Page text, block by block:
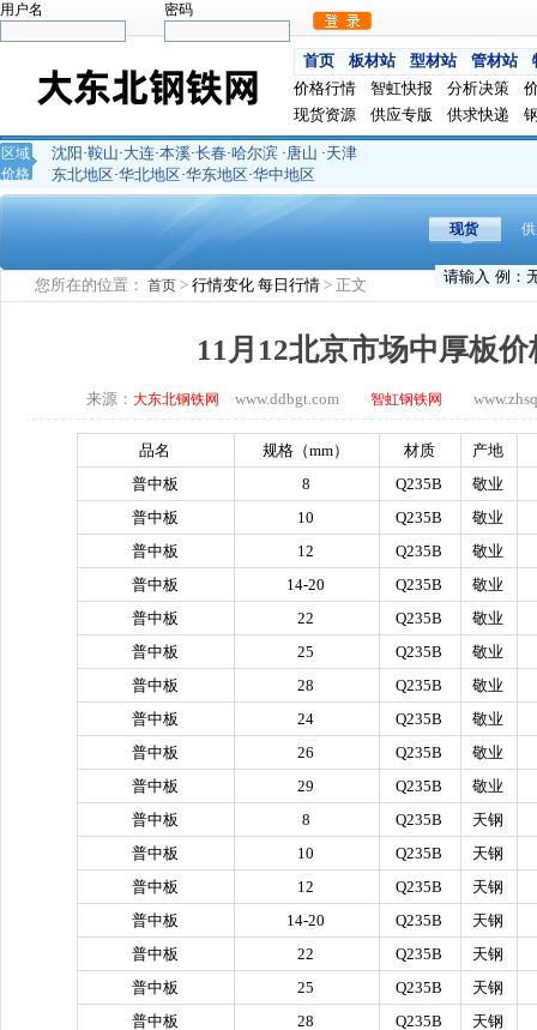
用户名 密码
首页 板材站 型材站 管材站
价格行情
智虹快报 分析决策
现货资源
供应专版 供求快递
区域
价格
沈阳 ·鞍山·大连·本溪·长春·哈尔滨 ·唐山 ·天津
东北地区·华北地区·华东地区·华中地区
现货
您所在的位置： 首页 > 行情变化 每日行情 > 正文
11月12北京市场中厚板
来源： 大东北钢铁网 www.ddbgt.com 智虹钢铁网
品名 规格（mm） 材质
产地
普中板
8 Q235B
敬业
普中板
10 Q235B
敬业
普中板
12 Q235B
敬业
普中板
14-20 Q235B
敬业
普中板
22 Q235B
敬业
普中板
25 Q235B
敬业
普中板
28 Q235B
敬业
普中板
24 Q235B
敬业
普中板
26 Q235B
敬业
普中板
29 Q235B
敬业
普中板
8 Q235B
天钢
普中板
10 Q235B
天钢
普中板
12 Q235B
天钢
普中板
14-20 Q235B
天钢
普中板
22 Q235B
天钢
普中板
25 Q235B
天钢
普中板
28 Q235B
天钢